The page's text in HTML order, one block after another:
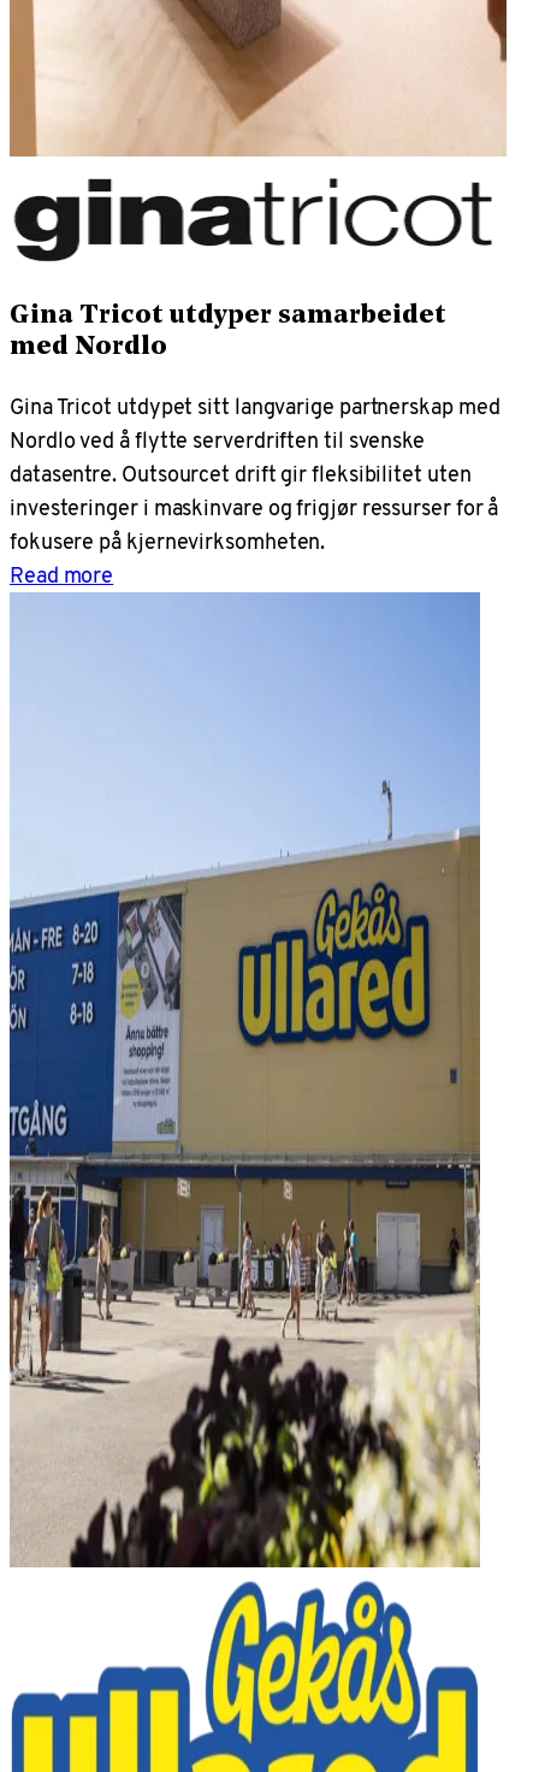
Gina Tricot utdyper samarbeidet
med Nordlo
Gina Tricot utdypet sitt langvarige partnerskap med
Nordlo ved å flytte serverdriften til svenske
datasentre. Outsourcet drift gir fleksibilitet uten
investeringer i maskinvare og frigjør ressurser for å
fokusere på kjernevirksomheten.
Read more